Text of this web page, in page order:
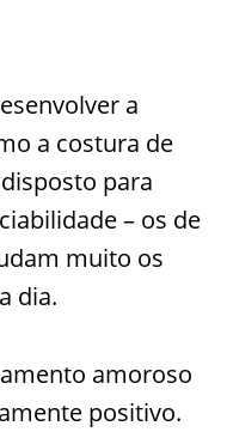
a
a costura de
para
– os de
muito os
dia.
amoroso
positivo.